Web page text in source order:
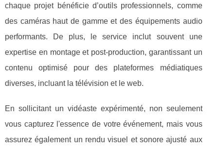
chaque projet bénéficie d’outils professionnels, comme
des caméras haut de gamme et des équipements audio
performants. De plus, le service inclut souvent une
expertise en montage et post-production, garantissant un
contenu optimisé pour des plateformes médiatiques
diverses, incluant la télévision et le web.
En sollicitant un vidéaste expérimenté, non seulement
vous capturez l'essence de votre événement, mais vous
assurez également un rendu visuel et sonore ajusté aux